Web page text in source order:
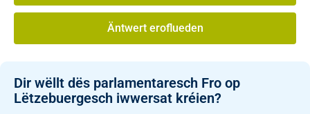
Äntwert eroflueden
Dir wëllt dës parlamentaresch Fro op
Lëtzebuergesch iwwersat kréien?